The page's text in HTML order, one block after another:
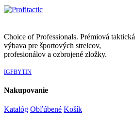
Choice of Professionals. Prémiová taktická
výbava pre športových strelcov,
profesionálov a ozbrojené zložky.
IGFBYTIN
Nakupovanie
Katalóg Obľúbené Košík